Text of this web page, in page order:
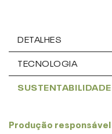
DETALHES
TECNOLOGIA
SUSTENTABILIDADE
Produção responsável